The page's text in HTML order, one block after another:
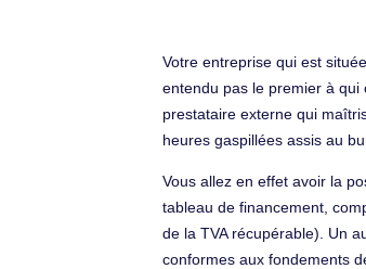
Votre entreprise qui est
entendu pas le premier à qui
prestataire externe qui
heures gaspillées assis au
Vous allez en effet avoir la
tableau de financement,
de la TVA récupérable). Un
conformes aux fondements